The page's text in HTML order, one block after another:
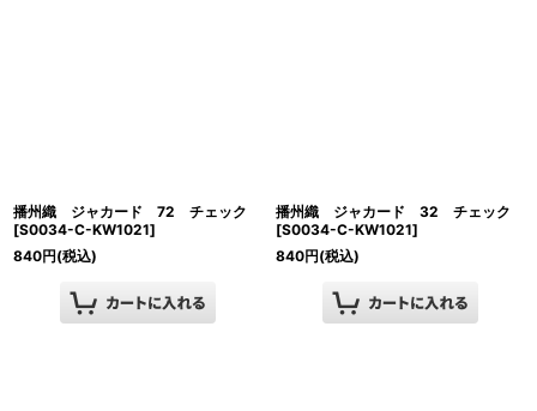
播州織 ジャカード 72 チェック
[S0034-C-KW1021]
840円(税込)
播州織 ジャカード 32 チェック
[S0034-C-KW1021]
840円(税込)